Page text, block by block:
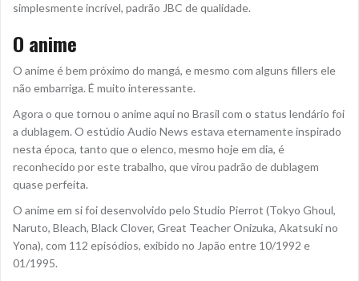
simplesmente incrível, padrão JBC de qualidade.
O anime
O anime é bem próximo do mangá, e mesmo com alguns fillers ele
não embarriga. É muito interessante.
Agora o que tornou o anime aqui no Brasil com o status lendário foi
a dublagem. O estúdio Audio News estava eternamente inspirado
nesta época, tanto que o elenco, mesmo hoje em dia, é
reconhecido por este trabalho, que virou padrão de dublagem
quase perfeita.
O anime em si foi desenvolvido pelo Studio Pierrot (Tokyo Ghoul,
Naruto, Bleach, Black Clover, Great Teacher Onizuka, Akatsuki no
Yona), com 112 episódios, exibido no Japão entre 10/1992 e
01/1995.